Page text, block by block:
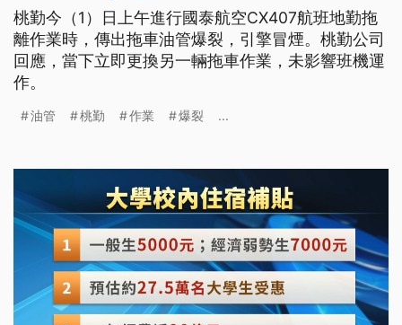
桃勤今（1）日上午進行國泰航空CX407航班地勤拖
離作業時，傳出拖車油管爆裂，引擎冒煙。桃勤公司
回應，當下立即更換另一輛拖車作業，未影響班機運
作。
油管 桃勤 作業 爆裂 ...